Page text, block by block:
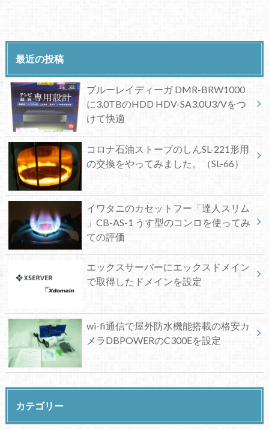
最近の投稿
ブルーレイディーガ DMR-BRW1000
に3.0TBのHDD HDV-SA3.0U3/Vをつ
けて快適
コロナ石油ストーブのしんSL-221形用
の交換をやってみました。（SL-66）
イワタニのカセットフー「達人スリム
」CB-AS-1 うす型のコンロを使ってみ
ての評価
エックスサーバーにエックスドメイン
で取得したドメインを設定
wi-fi通信で屋外防水機能搭載の格安カ
メラDBPOWERのC300Eを設定
カテゴリー